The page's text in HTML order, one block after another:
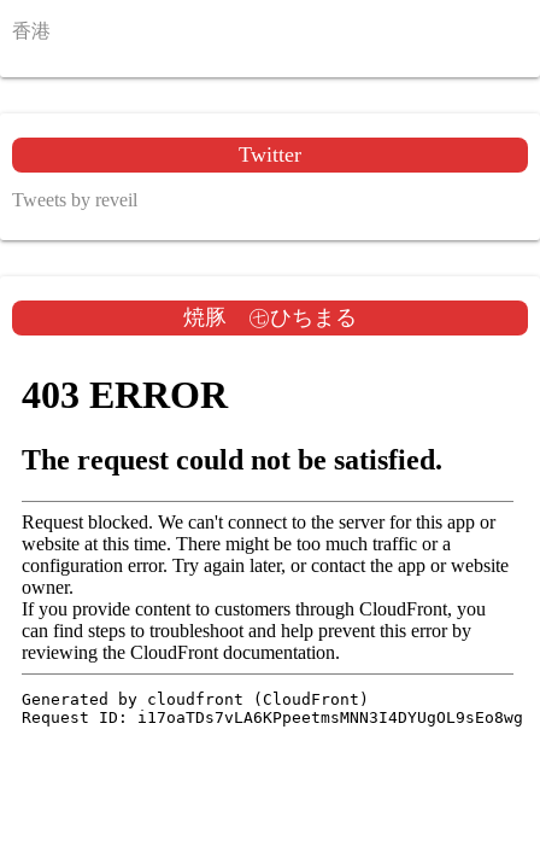
香港
Twitter
Tweets by reveil
焼豚 ㊆ひちまる